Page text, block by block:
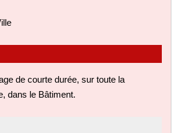
de courte durée, sur toute la
dans le Bâtiment.